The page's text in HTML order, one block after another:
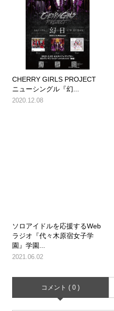
CHERRY GIRLS PROJECT
ニューシングル『幻...
2020.12.08
ソロアイドルを応援するWeb
ラジオ『代々木原宿女子学
園』学園...
2021.06.02
コメント ( 0 )